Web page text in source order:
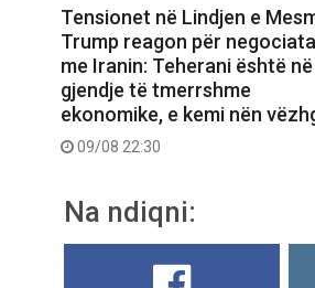
Tensionet në Lindjen e
Trump reagon për
me Iranin: Teherani është
gjendje të tmerrshme
ekonomike, e kemi nën
09/08 22:30
Na ndiqni: